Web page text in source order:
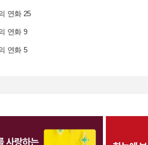
연화 25
연화 9
연화 5